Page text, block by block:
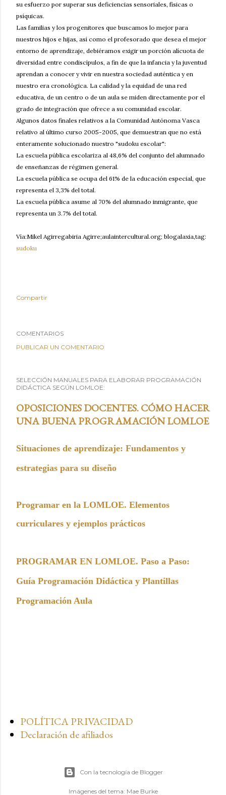
su esfuerzo por superar sus deficiencias sensoriales, físicas o
psíquicas.
Las familias y los progenitores que buscamos lo mejor para
nuestros hijos e hijas, así como el profesorado que desea el mejor
entorno de aprendizaje, debiéramos exigir un porción alícuota de
diversidad entre condiscípulos, a fin de que la infancia y la juventud
aprendan a conocer y vivir en nuestra sociedad auténtica y en
nuestro era cronológica. La calidad y la equidad de una red
educativa, de un centro o de un aula se miden directamente por el
grado de integración que ofrece a su comunidad escolar.
Algunos datos finales relativos a la Comunidad Autónoma Vasca
relativo al último curso 2005-2005, que demuestran que no está
enteramente solucionado nuestro "sudoku escolar":
La escuela pública escolariza al 48,6% del conjunto del alumnado
de enseñanzas de régimen general.
La escuela pública se ocupa del 61% de la educación especial, que
representa el 3,3% del total.
La escuela pública asume al 70% del alumnado inmigrante, que
representa un 3.7% del total.
Vía:Mikel Agirregabiria Agirre;aulaintercultural.org; blogalaxia,tag:
sudoku
Compartir
COMENTARIOS
PUBLICAR UN COMENTARIO
SELECCIÓN MANUALES PARA ELABORAR PROGRAMACIÓN
DIDÁCTICA SEGÚN LOMLOE:
OPOSICIONES DOCENTES. CÓMO HACER
UNA BUENA PROGRAMACIÓN LOMLOE
Situaciones de aprendizaje: Fundamentos y
estrategias para su diseño
Programar en la LOMLOE. Elementos
curriculares y ejemplos prácticos
PROGRAMAR EN LOMLOE. Paso a Paso:
Guía Programación Didáctica y Plantillas
Programación Aula
POLÍTICA PRIVACIDAD
Declaración de afiliados
Con la tecnología de Blogger
Imágenes del tema: Mae Burke